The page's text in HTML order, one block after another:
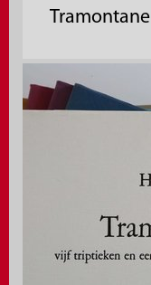
Tramontane